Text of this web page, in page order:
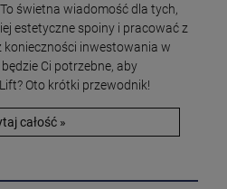
świetna wiadomość dla tych,
estetyczne spoiny i pracować z
konieczności inwestowania w
Ci potrzebne, aby
Oto krótki przewodnik!
całość »